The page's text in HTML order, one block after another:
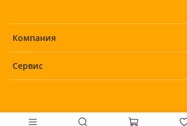
Компания
Сервис